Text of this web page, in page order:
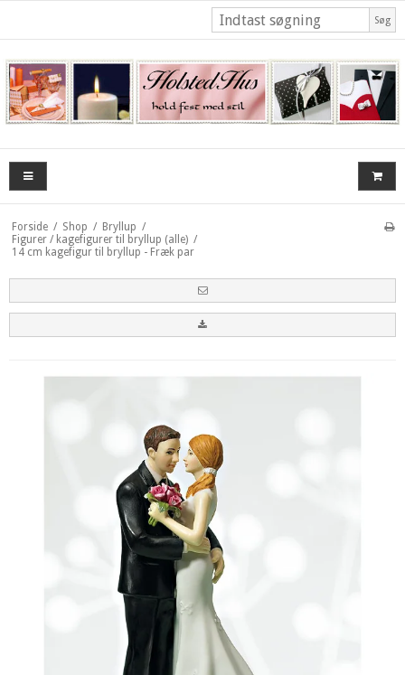
Søg
Forside / Shop / Bryllup /
Figurer / kagefigurer til bryllup (alle) /
14 cm kagefigur til bryllup - Fræk par